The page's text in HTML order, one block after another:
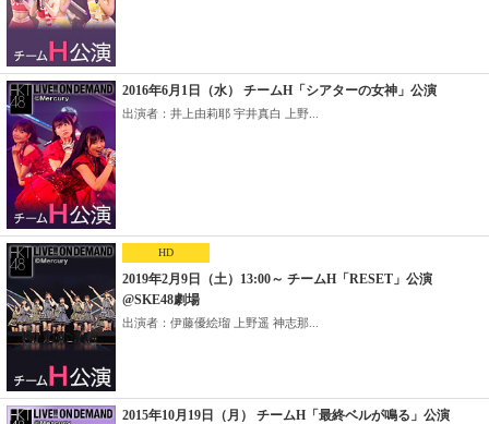
2016年6月1日（水） チームH「シアターの女神」公演
出演者：井上由莉耶 宇井真白 上野...
HD
2019年2月9日（土）13:00～ チームH「RESET」公演
@SKE48劇場
出演者：伊藤優絵瑠 上野遥 神志那...
2015年10月19日（月） チームH「最終ベルが鳴る」公演